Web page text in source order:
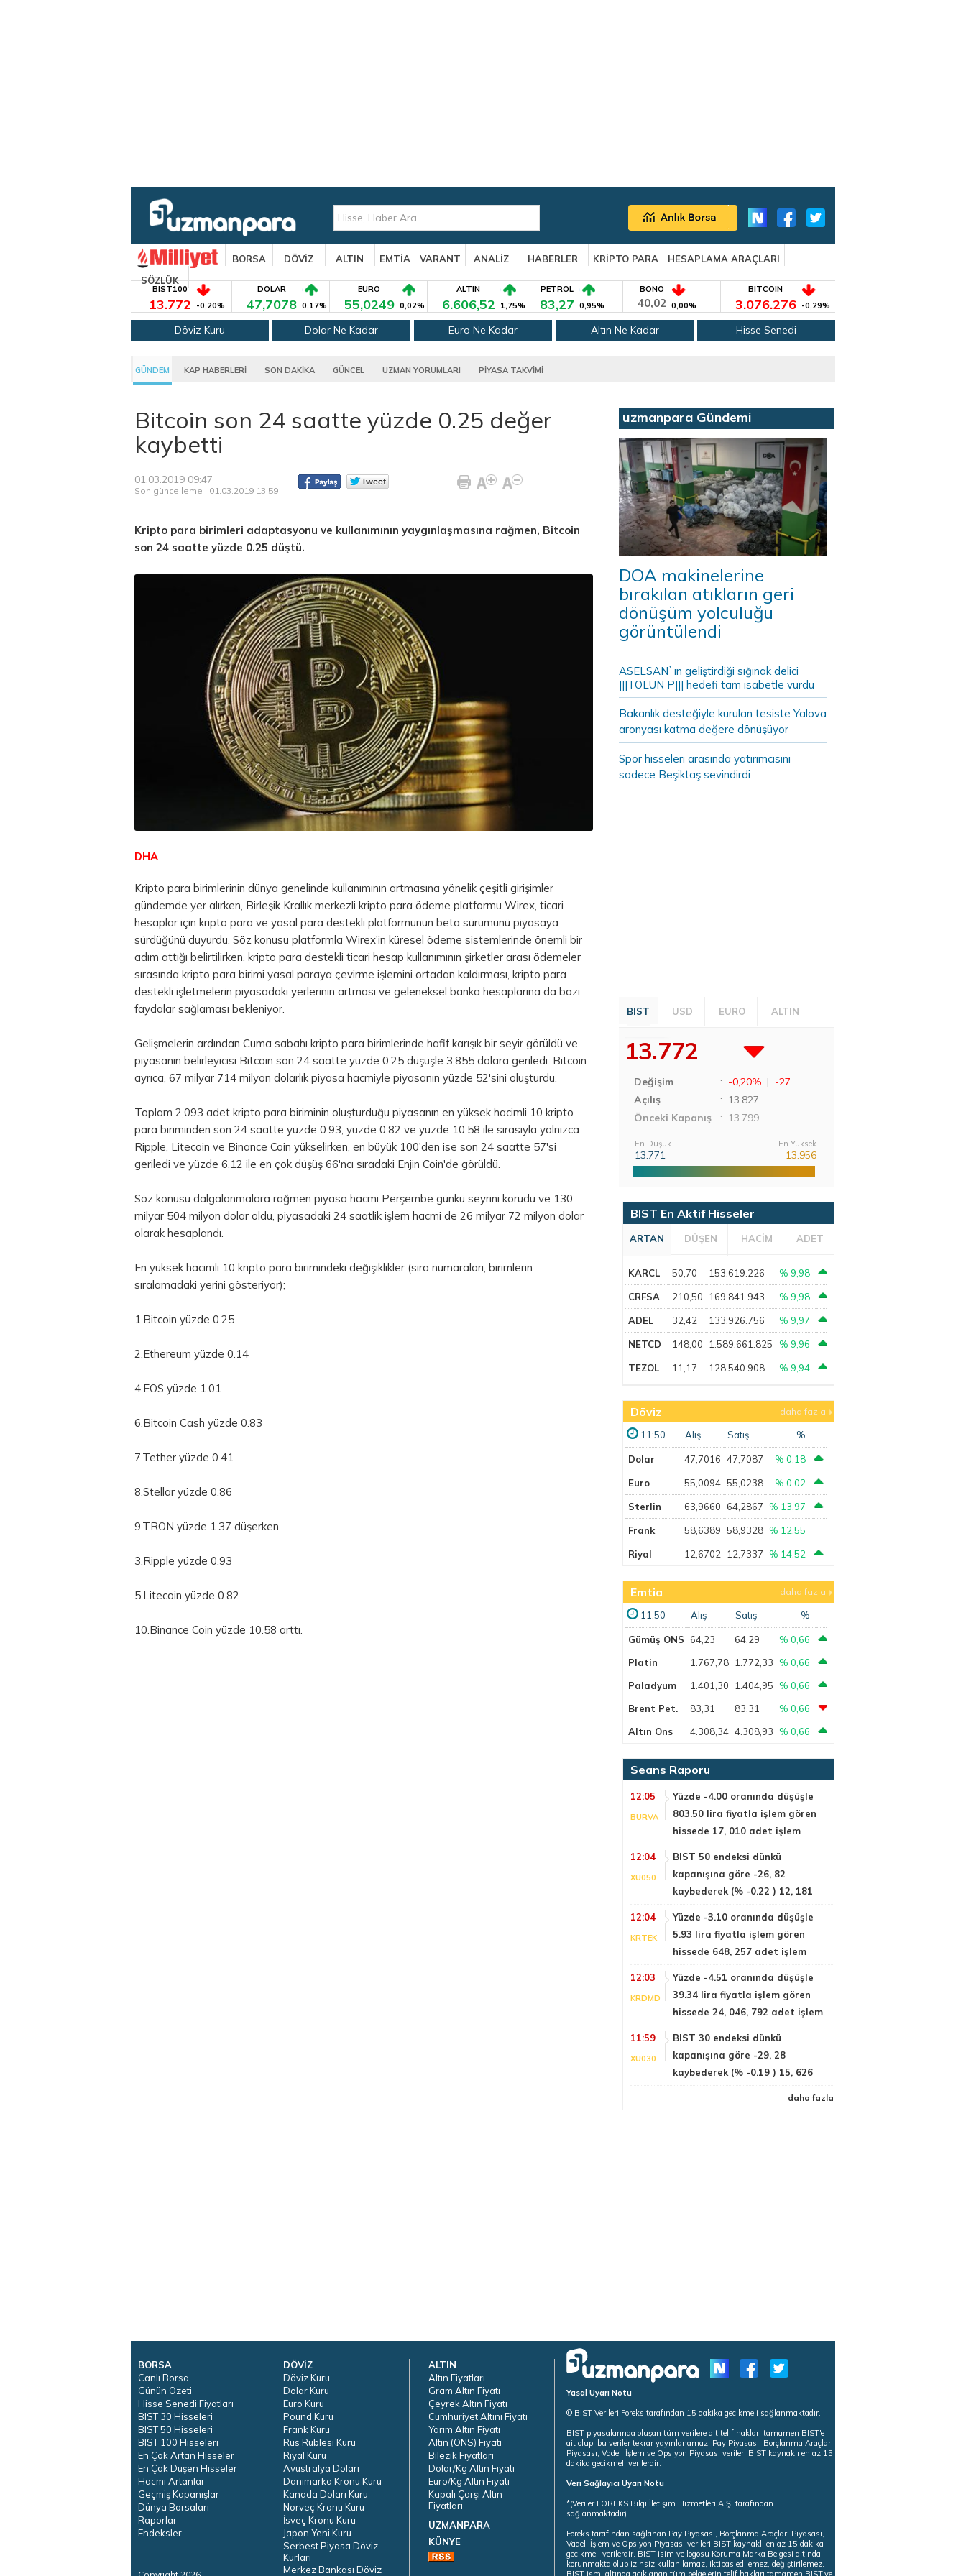
BORSA DÖVİZ ALTIN EMTİA VARANT ANALİZ HABERLER KRİPTO PARA
HESAPLAMA ARAÇLARI
SÖZLÜK
BIST100
13.772 -0,20%
DOLAR
47,7078 0,17%
EURO
55,0249 0,02%
ALTIN
6.606,52 1,75%
PETROL
83,27 0,95%
BONO
40,02 0,00%
BITCOIN
3.076.276 -0,29%
Döviz Kuru Dolar Ne Kadar Euro Ne Kadar Altın Ne Kadar Hisse Senedi
GÜNDEM KAP HABERLERİ SON DAKİKA GÜNCEL UZMAN YORUMLARI PİYASA TAKVİMİ
Bitcoin son 24 saatte yüzde 0.25 değer
kaybetti
01.03.2019 09:47
Son güncelleme : 01.03.2019 13:59
Kripto para birimleri adaptasyonu ve kullanımının yaygınlaşmasına rağmen, Bitcoin
son 24 saatte yüzde 0.25 düştü.
DHA
Kripto para birimlerinin dünya genelinde kullanımının artmasına yönelik çeşitli girişimler
gündemde yer alırken, Birleşik Krallık merkezli kripto para ödeme platformu Wirex, ticari
hesaplar için kripto para ve yasal para destekli platformunun beta sürümünü piyasaya
sürdüğünü duyurdu. Söz konusu platformla Wirex'in küresel ödeme sistemlerinde önemli bir
adım attığı belirtilirken, kripto para destekli ticari hesap kullanımının şirketler arası ödemeler
sırasında kripto para birimi yasal paraya çevirme işlemini ortadan kaldırması, kripto para
destekli işletmelerin piyasadaki yerlerinin artması ve geleneksel banka hesaplarına da bazı
faydalar sağlaması bekleniyor.
Gelişmelerin ardından Cuma sabahı kripto para birimlerinde hafif karışık bir seyir görüldü ve
piyasanın belirleyicisi Bitcoin son 24 saatte yüzde 0.25 düşüşle 3,855 dolara geriledi. Bitcoin
ayrıca, 67 milyar 714 milyon dolarlık piyasa hacmiyle piyasanın yüzde 52'sini oluşturdu.
Toplam 2,093 adet kripto para biriminin oluşturduğu piyasanın en yüksek hacimli 10 kripto
para biriminden son 24 saatte yüzde 0.93, yüzde 0.82 ve yüzde 10.58 ile sırasıyla yalnızca
Ripple, Litecoin ve Binance Coin yükselirken, en büyük 100'den ise son 24 saatte 57'si
geriledi ve yüzde 6.12 ile en çok düşüş 66'ncı sıradaki Enjin Coin'de görüldü.
Söz konusu dalgalanmalara rağmen piyasa hacmi Perşembe günkü seyrini korudu ve 130
milyar 504 milyon dolar oldu, piyasadaki 24 saatlik işlem hacmi de 26 milyar 72 milyon dolar
olarak hesaplandı.
En yüksek hacimli 10 kripto para birimindeki değişiklikler (sıra numaraları, birimlerin
sıralamadaki yerini gösteriyor);
1.Bitcoin yüzde 0.25
2.Ethereum yüzde 0.14
4.EOS yüzde 1.01
6.Bitcoin Cash yüzde 0.83
7.Tether yüzde 0.41
8.Stellar yüzde 0.86
9.TRON yüzde 1.37 düşerken
3.Ripple yüzde 0.93
5.Litecoin yüzde 0.82
10.Binance Coin yüzde 10.58 arttı.
uzmanpara Gündemi
DOA makinelerine
bırakılan atıkların geri
dönüşüm yolculuğu
görüntülendi
ASELSAN`ın geliştirdiği sığınak delici
|||TOLUN P||| hedefi tam isabetle vurdu
Bakanlık desteğiyle kurulan tesiste Yalova
aronyası katma değere dönüşüyor
Spor hisseleri arasında yatırımcısını
sadece Beşiktaş sevindirdi
BIST USD EURO ALTIN
13.772
Değişim : -0,20% | -27
Açılış
: 13.827
Önceki Kapanış
: 13.799
En Düşük
13.771
En Yüksek
13.956
BIST En Aktif Hisseler
ARTAN DÜŞEN HACİM ADET
KARCL 50,70 153.619.226 % 9,98
CRFSA 210,50 169.841.943 % 9,98
ADEL 32,42 133.926.756 % 9,97
NETCD 148,00 1.589.661.825 % 9,96
TEZOL 11,17 128.540.908 % 9,94
Döviz daha fazla
11:50 Alış Satış %
Dolar 47,7016 47,7087 % 0,18
Euro 55,0094 55,0238 % 0,02
Sterlin 63,9660 64,2867 % 13,97
Frank 58,6389 58,9328 % 12,55
Riyal 12,6702 12,7337 % 14,52
Emtia daha fazla
11:50 Alış Satış %
Gümüş ONS 64,23 64,29
% 0,66
Platin
1.767,78 1.772,33
% 0,66
Paladyum
1.401,30 1.404,95
% 0,66
Brent Pet.
83,31 83,31
% 0,66
Altın Ons
4.308,34 4.308,93 % 0,66
Seans Raporu
12:05
BURVA
Yüzde -4.00 oranında düşüşle
803.50 lira fiyatla işlem gören
hissede 17, 010 adet işlem
12:04
XU050
BIST 50 endeksi dünkü
kapanışına göre -26, 82
kaybederek (% -0.22 ) 12, 181
12:04
KRTEK
Yüzde -3.10 oranında düşüşle
5.93 lira fiyatla işlem gören
hissede 648, 257 adet işlem
12:03
KRDMD
Yüzde -4.51 oranında düşüşle
39.34 lira fiyatla işlem gören
hissede 24, 046, 792 adet işlem
11:59
XU030
BIST 30 endeksi dünkü
kapanışına göre -29, 28
kaybederek (% -0.19 ) 15, 626
daha fazla
BORSA
Canlı Borsa
Günün Özeti
Hisse Senedi Fiyatları
BIST 30 Hisseleri
BIST 50 Hisseleri
BIST 100 Hisseleri
En Çok Artan Hisseler
En Çok Düşen Hisseler
Hacmi Artanlar
Geçmiş Kapanışlar
Dünya Borsaları
Raporlar
Endeksler
DÖVİZ
Döviz Kuru
Dolar Kuru
Euro Kuru
Pound Kuru
Frank Kuru
Rus Rublesi Kuru
Riyal Kuru
Avustralya Doları
Danimarka Kronu Kuru
Kanada Doları Kuru
Norveç Kronu Kuru
İsveç Kronu Kuru
Japon Yeni Kuru
Serbest Piyasa Döviz
Kurları
Merkez Bankası Döviz
ALTIN
Altın Fiyatları
Gram Altın Fiyatı
Çeyrek Altın Fiyatı
Cumhuriyet Altını Fiyatı
Yarım Altın Fiyatı
Altın (ONS) Fiyatı
Bilezik Fiyatları
Dolar/Kg Altın Fiyatı
Euro/Kg Altın Fiyatı
Kapalı Çarşı Altın
Fiyatları
UZMANPARA
KÜNYE
Yasal Uyarı Notu
© BİST Verileri Foreks tarafından 15 dakika gecikmeli sağlanmaktadır.
BIST piyasalarında oluşan tüm verilere ait telif hakları tamamen BIST'e
ait olup, bu veriler tekrar yayınlanamaz. Pay Piyasası, Borçlanma Araçları
Piyasası, Vadeli İşlem ve Opsiyon Piyasası verileri BIST kaynaklı en az 15
dakika gecikmeli verilerdir.
Veri Sağlayıcı Uyarı Notu
*(Veriler FOREKS Bilgi İletişim Hizmetleri A.Ş. tarafından
sağlanmaktadır)
Foreks tarafından sağlanan Pay Piyasası, Borçlanma Araçları Piyasası,
Vadeli İşlem ve Opsiyon Piyasası verileri BIST kaynaklı en az 15 dakika
gecikmeli verilerdir. BIST isim ve logosu Koruma Marka Belgesi altında
korunmakta olup izinsiz kullanılamaz, iktibas edilemez, değiştirilemez.
BIST ismi altında açıklanan tüm belgelerin telif hakları tamamen BIST'ye